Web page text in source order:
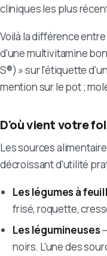
cliniques les plus
Voilà la différence
d'une multivitamine
S®) » sur l'étiquette
mention sur le pot ;
D'où vient votre
Les sources
décroissant d'utilité
Les légumes à
frisé, roquette,
Les légumineuses
noirs. L'une des